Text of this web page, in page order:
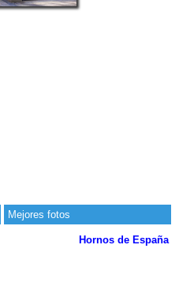
Mejores fotos
Hornos de España